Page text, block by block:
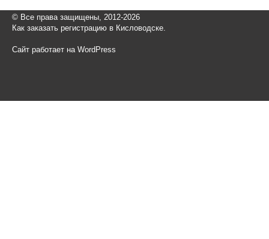
© Все права защищены, 2012-2026
Как заказать регистрацию в Кисловодске.
Сайт работает на WordPress